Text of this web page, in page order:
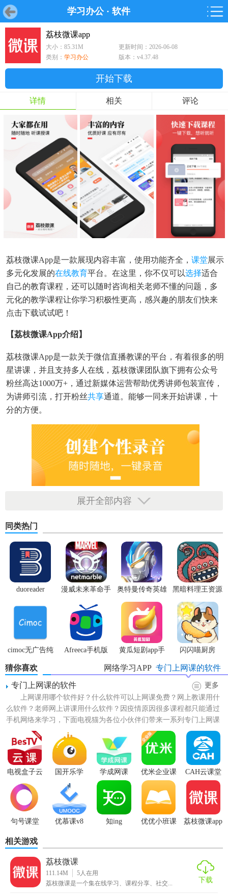
学习办公· 软件
游戏 软件
软件 鸿蒙
游戏
鸿蒙
软件
荔枝微课app
大小：85.31M
更新时间：2026-06-08
类别： 学习办公 版本：v4.37.48
开始下载
详情 相关 评论
荔枝微课app是一款展现内容丰富，使用功能齐全， 课堂展示
多元化发展的在线教育平台。在这里，你不仅可以选择适合
自己的教育课程，还可以随时咨询相关老师不懂的问题，多
元化的教学课程让你学习积极性更高，感兴趣的朋友们快来
点击下载试试吧！
【荔枝微课app介绍】
荔枝微课app是一款关于微信直播教课的平台，有着很多的明
星讲课，并且支持多人在线，荔枝微课团队旗下拥有公众号
粉丝高达1000万+，通过新媒体运营帮助优秀讲师包装宣传，
为讲师引流，打开粉丝共享通道。能够一同来开始讲课，十
分的方便。
【荔枝微课app功能】
1、个人直播间：
定制专属直播间，一键编辑，轻松管理
2、课程介绍页：
精致课程页面，多方面引流，打造明星讲师
3、直播间页面：
课堂展示多元化，语音自动连播无卡顿，师生互动无界限
【荔枝微课app特色】
在荔枝微课里边授课得话，大家有时必须提交相匹配的教学
展开全部内容
同类热门
duoreader
漫威未来革命手
奥特曼传奇英雄
体验服
黑暗料理王资源
无限
cimoc无广告纯
净版
Afreeca手机版
黄瓜短剧app手
闪闪喵厨房
猜你喜欢 专门上网课的软件
网络学习APP
专门上网课的软件
更多
上网课用哪个软件好？什么软件可以上网课免费？网上教课用什
么软件？老师网上讲课用什么软件？因疫情原因很多课程都只能通过
手机网络来学习，下面电视猫为各位小伙伴们带来一系列专门上网课
的软件，各种网课软件随便...
电视盒子云
课助手
国开乐学 学成网课
优米企业课
堂
CAH云课堂
句号课堂 优慕课v8 知ing 优优小班课 荔枝微课app
相关游戏
荔枝微课
111.14M 5人在用
荔枝微课是一个集在线学习、课程分享、社交...
下载